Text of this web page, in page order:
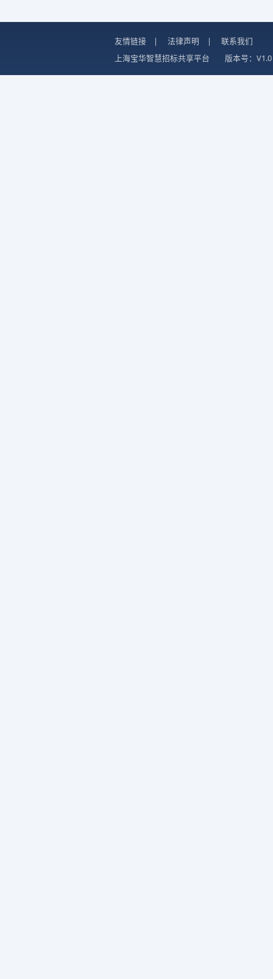
友情链接 | 法律声明 |
联系我们
上海宝华智慧招标共享平台
版本号：V1.0